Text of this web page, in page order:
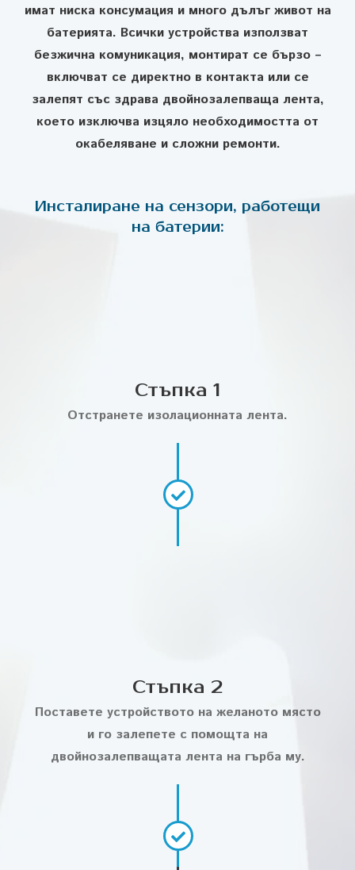
имат ниска консумация и много дълъг живот на
батерията. Всички устройства използват
безжична комуникация, монтират се бързо –
включват се директно в контакта или се
залепят със здрава двойнозалепваща лента,
което изключва изцяло необходимостта от
окабеляване и сложни ремонти.
Инсталиране на сензори, работещи
на батерии:
Стъпка 1
Отстранете изолационната лента.
Стъпка 2
Поставете устройството на желаното място
и го залепете с помощта на
двойнозалепващата лента на гърба му.